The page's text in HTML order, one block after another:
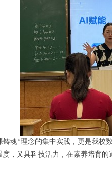
铸魂”理念的集中实践，更是我校
，又具科技活力，在素养培育